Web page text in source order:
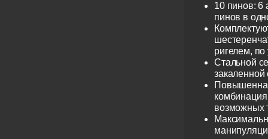
10 пинов: 6
пинов в
ригелем,
Стальной
закаленной
возможных